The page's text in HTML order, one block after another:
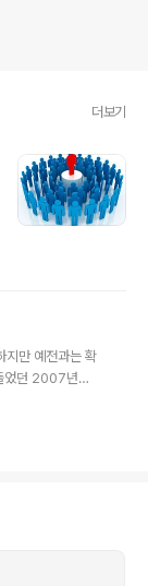
더보기
지만 예전과는 확
었던 2007년은
시기였습니다.
조금 주춤했던
대부분이고 그